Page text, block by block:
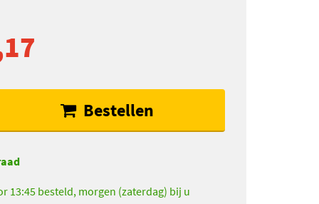
Bestellen
13:45 besteld, morgen (zaterdag) bij u